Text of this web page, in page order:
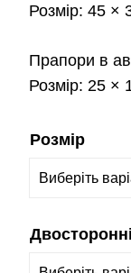
Розмір: 45 ×
Прапори в
Розмір: 25 ×
Розмір